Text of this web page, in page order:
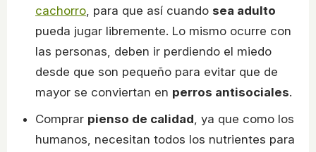
cachorro, para que así cuando sea adulto
pueda jugar libremente. Lo mismo ocurre con
las personas, deben ir perdiendo el miedo
desde que son pequeño para evitar que de
mayor se conviertan en perros antisociales.
Comprar pienso de calidad, ya que como los
humanos, necesitan todos los nutrientes para